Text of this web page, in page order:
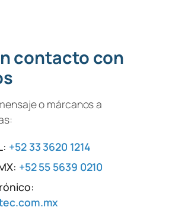
contacto con
o márcanos a
+52 33 3620 1214
+52 55 5639 0210